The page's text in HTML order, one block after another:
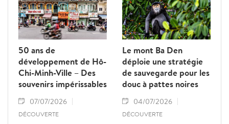
50 ans de
développement de Hô-
Chi-Minh-Ville – Des
souvenirs impérissables
07/07/2026
DÉCOUVERTE
Le mont Ba Den
déploie une stratégie
de sauvegarde pour les
douc à pattes noires
04/07/2026
DÉCOUVERTE